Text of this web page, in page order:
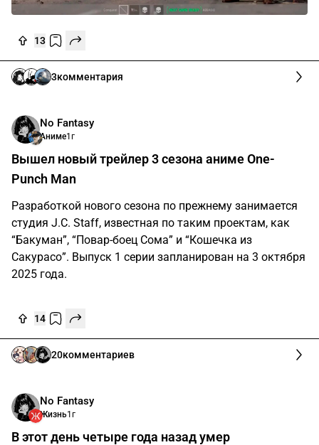
13
3комментария
No Fantasy
Аниме1г
Вышел новый трейлер 3 сезона аниме One-
Punch Man
Разработкой нового сезона по прежнему занимается
студия J.C. Staff, известная по таким проектам, как
“Бакуман”, “Повар-боец Сома” и “Кошечка из
Сакурасо”. Выпуск 1 серии запланирован на 3 октября
2025 года.
14
20комментариев
No Fantasy
Жизнь1г
В этот день четыре года назад умер